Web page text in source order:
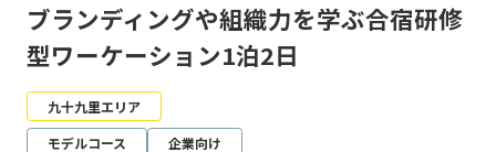
ブランディングや組織力を学ぶ合宿研修
型ワーケーション1泊2日
九十九里エリア
モデルコース
企業向け